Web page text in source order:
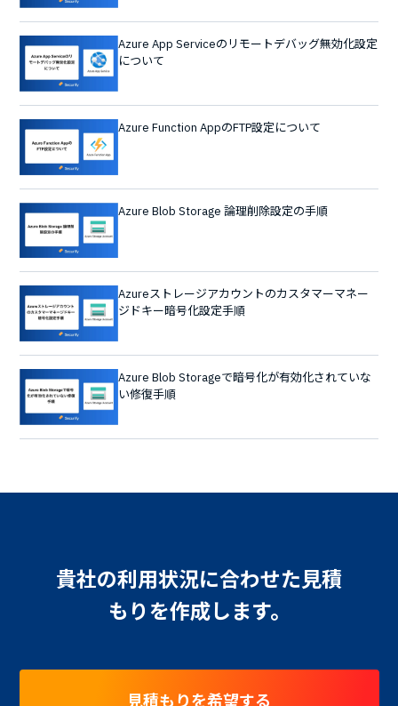
Azure App Serviceのリモートデバッグ無効化設定
について
Azure Function AppのFTP設定について
Azure Blob Storage 論理削除設定の手順
Azureストレージアカウントのカスタマーマネー
ジドキー暗号化設定手順
Azure Blob Storageで暗号化が有効化されていな
い修復手順
貴社の利用状況に合わせた見積
もりを作成します。
見積もりを希望する